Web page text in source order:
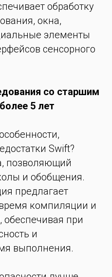
обработку
окна,
элементы
сенсорного
со старшим
5 лет
Swift?
позволяющий
и обобщения.
предлагает
компиляции и
при
и
выполнения.